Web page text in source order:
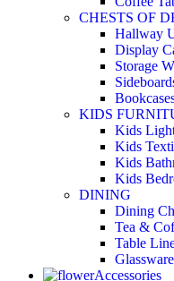
CHESTS OF
Hallway
Display
Storage
KIDS
Kids
Kids
Kids
Kids
DINING
Dining
Tea &
Table
Glassware
Accessories